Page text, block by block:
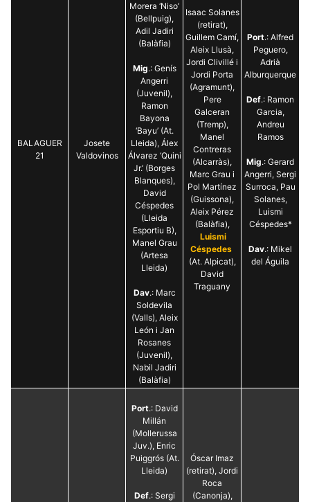
BALAGUER
21
Josete
Valdovinos
Morera ‘Niso’
(Bellpuig),
Adil Jadiri
(Balàfia)
Mig.: Genís
Angerri
(Juvenil),
Ramon
Bayona
‘Bayu’ (At.
Lleida), Álex
Álvarez ‘Quini
Jr.’ (Borges
Blanques),
David
Céspedes
(Lleida
Esportiu B),
Manel Grau
(Artesa
Lleida)
Dav.: Marc
Soldevila
(Valls), Aleix
León i Jan
Rosanes
(Juvenil),
Nabil Jadiri
(Balàfia)
Isaac Solanes
(retirat),
Guillem Camí,
Aleix Llusà,
Jordi Clivillé i
Jordi Porta
(Agramunt),
Pere
Galceran
(Tremp),
Manel
Contreras
(Alcarràs),
Marc Grau i
Pol Martínez
(Guissona),
Aleix Pérez
(Balàfia),
Luismi
Céspedes
(At. Alpicat),
David
Traguany
Port.: Alfred
Peguero,
Adrià
Alburquerque
Def.: Ramon
Garcia,
Andreu
Ramos
Mig.: Gerard
Angerri, Sergi
Surroca, Pau
Solanes,
Luismi
Céspedes*
Dav.: Mikel
del Águila
Port.: David
Millán
(Mollerussa
Juv.), Enric
Puiggrós (At.
Lleida)
Def.: Sergi
Óscar Imaz
(retirat), Jordi
Roca
(Canonja),
els teus
interessos i
comportament
mentre
navegues pel
nostre lloc
incrementes
la possibilitat
de mirar
només
anuncis,
ofertes i
contingut
personalitzat.